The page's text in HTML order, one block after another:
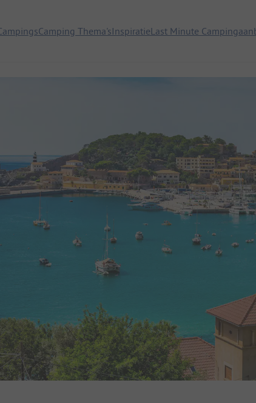
Camping Thema'sInspiratieLast Minute
staanplaatsen om te zoeken naar huuraccommodaties